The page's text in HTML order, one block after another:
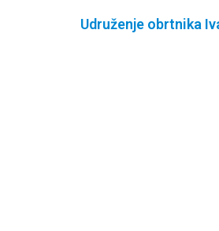
Udruženje obrtnika